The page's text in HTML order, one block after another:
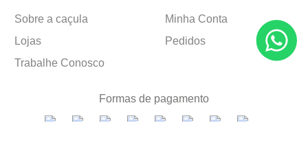
Sobre a caçula
Lojas
Trabalhe Conosco
Minha Conta
Pedidos
Formas de pagamento